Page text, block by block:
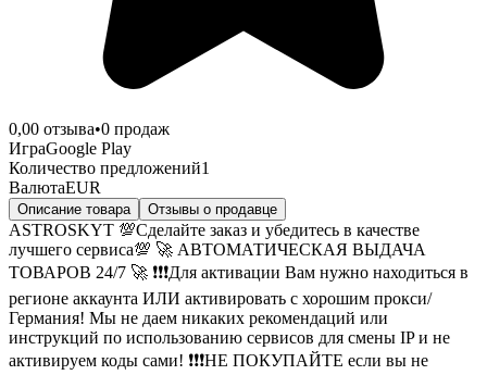
0,00 отзыва•0 продаж
ИграGoogle Play
Количество предложений1
ВалютаEUR
Описание товара Отзывы о продавце
ASTROSKYT 💯Сделайте заказ и убедитесь в качестве
лучшего сервиса💯 🚀 АВТОМАТИЧЕСКАЯ ВЫДАЧА
ТОВАРОВ 24/7 🚀 ❗️❗️❗️Для активации Вам нужно находиться в
регионе аккаунта ИЛИ активировать с хорошим прокси/
Германия! Мы не даем никаких рекомендаций или
инструкций по использованию сервисов для смены IP и не
активируем коды сами! ❗️❗️❗️НЕ ПОКУПАЙТЕ если вы не